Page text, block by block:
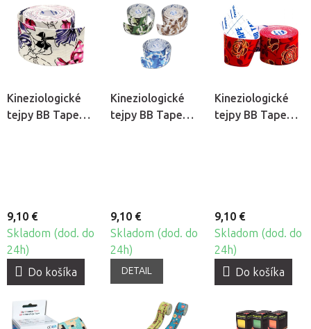
Kineziologické
tejpy BB Tape
9,10 €
Skladom (dod. do
24h)
Do košíka
Kineziologické
tejpy BB Tape
9,10 €
Skladom (dod. do
24h)
DETAIL
Kineziologické
tejpy BB Tape
9,10 €
Skladom (dod. do
24h)
Do košíka